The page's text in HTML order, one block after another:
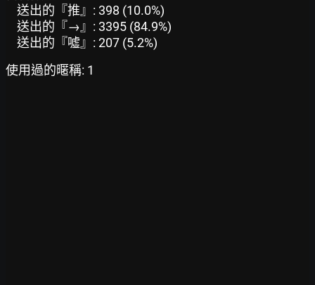
送出的『推』: 398 (10.0%)
送出的『→』: 3395 (84.9%)
送出的『噓』: 207 (5.2%)
使用過的暱稱: 1